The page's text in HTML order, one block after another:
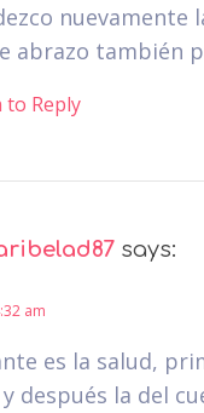
nuevamente
abrazo también
to Reply
says:
am
es la salud,
después la del